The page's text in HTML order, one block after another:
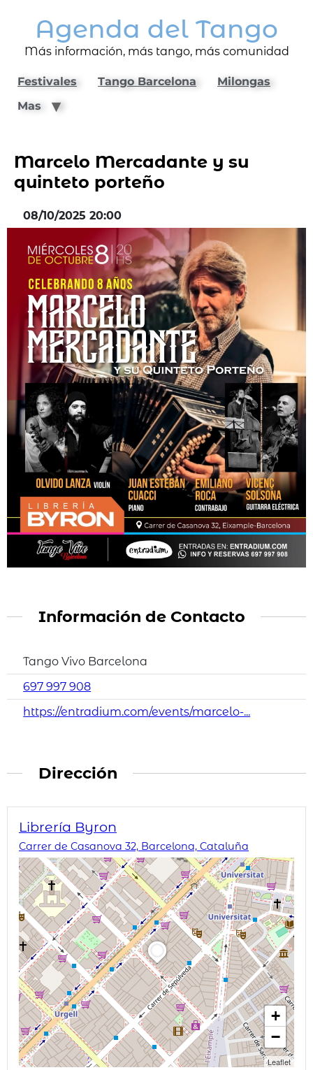
Agenda del Tango
Más información, más tango, más comunidad
Festivales Tango Barcelona
Milongas
Mas
Marcelo Mercadante y su
quinteto porteño
08/10/2025 20:00
Información de Contacto
Tango Vivo Barcelona
697 997 908
https://entradium.com/events/marcelo-...
Dirección
Librería Byron
Carrer de Casanova 32, Barcelona, Cataluña
+
−
Leaflet